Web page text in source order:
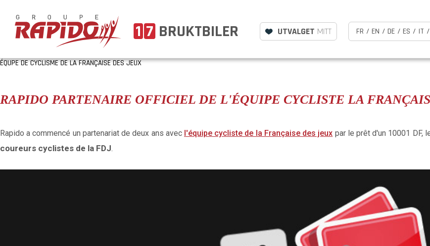
1 7 BRUKTBILER UTVALGET MITT FR / EN / DE / ES / IT /
ÉQUPE DE CYCLISME DE LA FRANÇAISE DES JEUX
RAPIDO PARTENAIRE OFFICIEL DE L'ÉQUIPE CYCLISTE LA
Rapido a commencé un partenariat de deux ans avec l'équipe cycliste de la Française des jeux par le prêt d'un 10001 DF,
coureurs cyclistes de la FDJ.